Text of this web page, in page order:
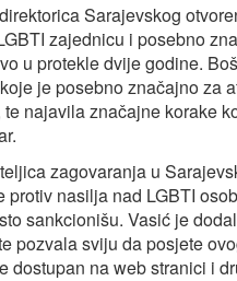
Sarajevskog
zajednicu i posebno
u protekle dvije godine.
je posebno značajno za
te najavila značajne korake
zagovaranja u
protiv nasilja nad LGBTI
sankcionišu. Vasić je
pozvala sviju da posjete
dostupan na web stranici i